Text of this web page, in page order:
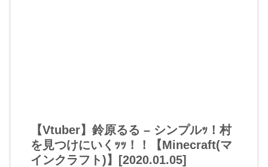
【Vtuber】鈴原るる – シンプルｯ！村
を見つけにいくｯｯ！！【Minecraft(マ
インクラフト)】[2020.01.05]